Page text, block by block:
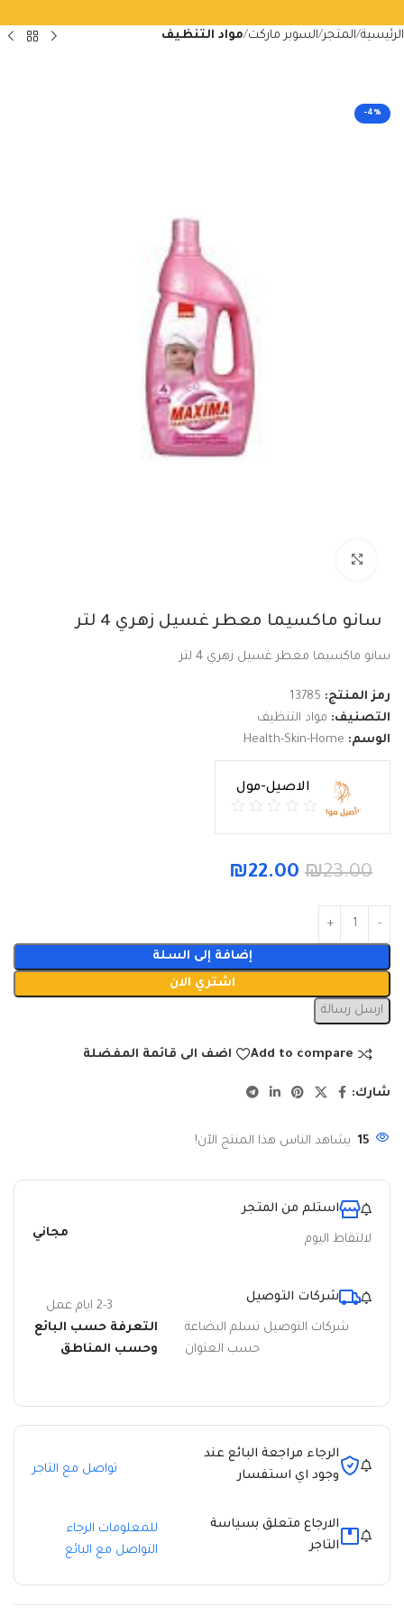
الرئيسية المتجر السوبر ماركت مواد التنظيف
-4%
سانو ماكسيما معطر غسيل زهري 4 لتر
سانو ماكسيما معطر غسيل زهري 4 لتر
رمز المنتج: 13785
التصنيف: مواد التنظيف
الوسم: Health-Skin-Home
الاصيل-مول
₪23.00
₪22.00
إضافة إلى السلة
اشتري الان
ارسل رسالة
Add to compare اضف الى قائمة المفضلة
شارك:
15 يشاهد الناس هذا المنتج الآن!
استلم من المتجر
لالتقاط اليوم مجاني
شركات التوصيل
شركات التوصيل تسلم البضاعة
حسب العنوان
2-3 ايام عمل
التعرفة حسب البائع
وحسب المناطق
الرجاء مراجعة البائع عند
وجود اي استفسار
تواصل مع التاجر
الارجاع متعلق بسياسة
التاجر
للمعلومات الرجاء
التواصل مع البائع